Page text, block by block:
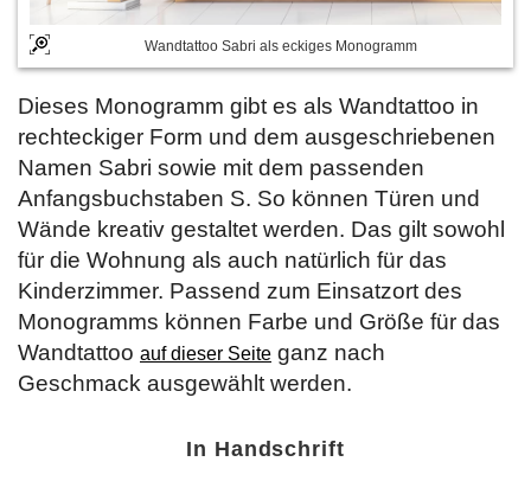
Wandtattoo Sabri als eckiges Monogramm
Dieses Monogramm gibt es als Wandtattoo in
rechteckiger Form und dem ausgeschriebenen
Namen Sabri sowie mit dem passenden
Anfangsbuchstaben S. So können Türen und
Wände kreativ gestaltet werden. Das gilt sowohl
für die Wohnung als auch natürlich für das
Kinderzimmer. Passend zum Einsatzort des
Monogramms können Farbe und Größe für das
Wandtattoo auf dieser Seite ganz nach
Geschmack ausgewählt werden.
In Handschrift